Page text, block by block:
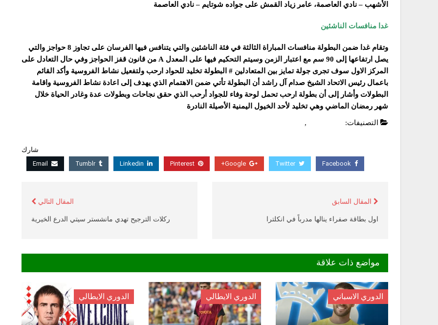
الأشهب – نادي العاصمة، عامر زياد القمش على جواده شوتايم – نادي العاصمة
غدا منافسات الناشئين
وتقام غدا ضمن البطولة منافسات المباراة الثالثة في فئة الناشئين والتي يتنافس فيها الفرسان على تجاوز 8 حواجز والتي
يصل ارتفاعها إلى 90 سم مع اعتبار الزمن وسيتم التحكيم فيها على المعدل A من قانون قفز الحواجز وفي حال التعادل على
المركز الاول سوف تجرى جولة تمايز بين المتعادلين # البطولة تخليد للحواد ارحب ولتفعيل نشاط الفروسية وأكد القائم
باعمال رئيس الاتحاد الشيخ صدام آل راشد أن البطولة تأتي ضمن الاهتمام الذي يهدف إلى اعادة نشاط الفروسية واقامة
البطولات وأشار إلى أن بطولة ارحب تحمل لوحة وفاء للجواد أرحب الذي حقق نجاحات وبطولات عدة وغادر الحياة خلال
شهر رمضان الماضي وهي تخليد لأحد الخيول اليمنية الأصيلة النادرة
التصنيفات: ,
شارك
Facebook
Twitter
Google+
Pinterest
Linkedin
Tumblr
Email
المقال السابق
اول بطاقة صفراء ينالها مدرباً في انكلترا
المقال التالي
ركلات الترجيح تهدي مانشستر سيتي الدرع الخيرية
مواضع ذات علاقة
الدوري الاسباني الدوري الايطالي الدوري الايطالي